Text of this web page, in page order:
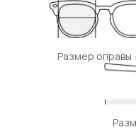
Размер оправы :